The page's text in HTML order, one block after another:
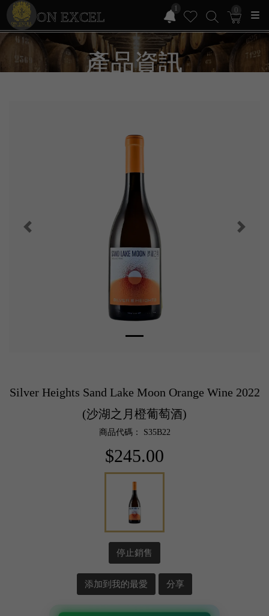
ON EXCEL
1 0
產品資訊
Silver Heights Sand Lake Moon Orange Wine 2022
(沙湖之月橙葡萄酒)
商品代碼： S35B22
$245.00
停止銷售
添加到我的最愛 分享